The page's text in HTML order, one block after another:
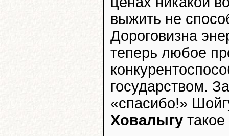
выжить не
Дороговизна
теперь любое
государством.
«спасибо!»
Ховалыгу